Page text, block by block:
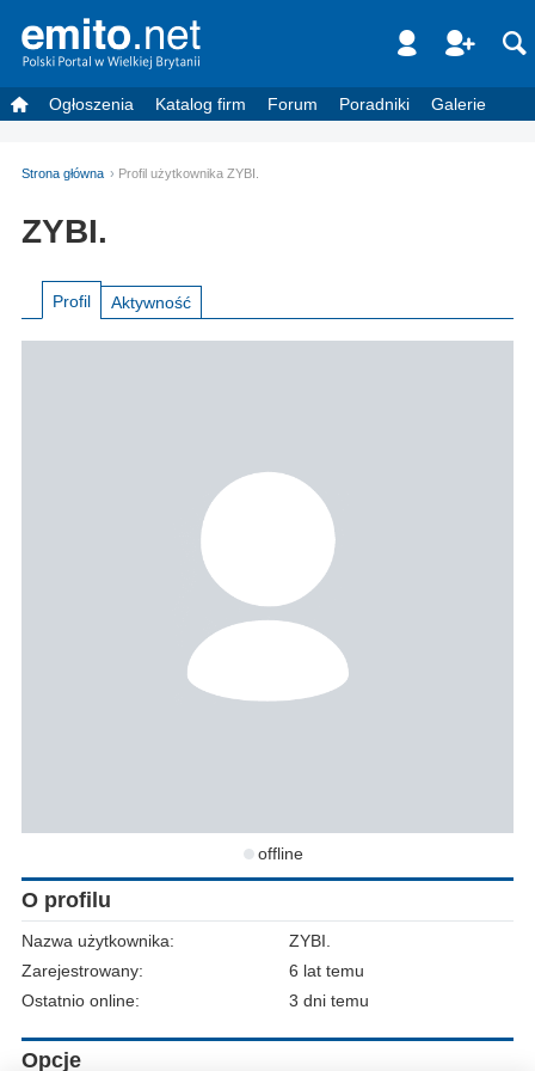
Ogłoszenia Katalog firm Forum Poradniki Galerie
Strona główna Profil użytkownika ZYBI.
ZYBI.
Profil Aktywność
offline
O profilu
Nazwa użytkownika:
ZYBI.
Zarejestrowany:
6 lat temu
Ostatnio online:
3 dni temu
Opcje